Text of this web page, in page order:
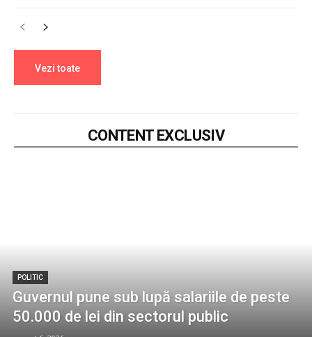
Vezi toate
CONTENT EXCLUSIV
POLITIC
Guvernul pune sub lupă salariile de peste
50.000 de lei din sectorul public